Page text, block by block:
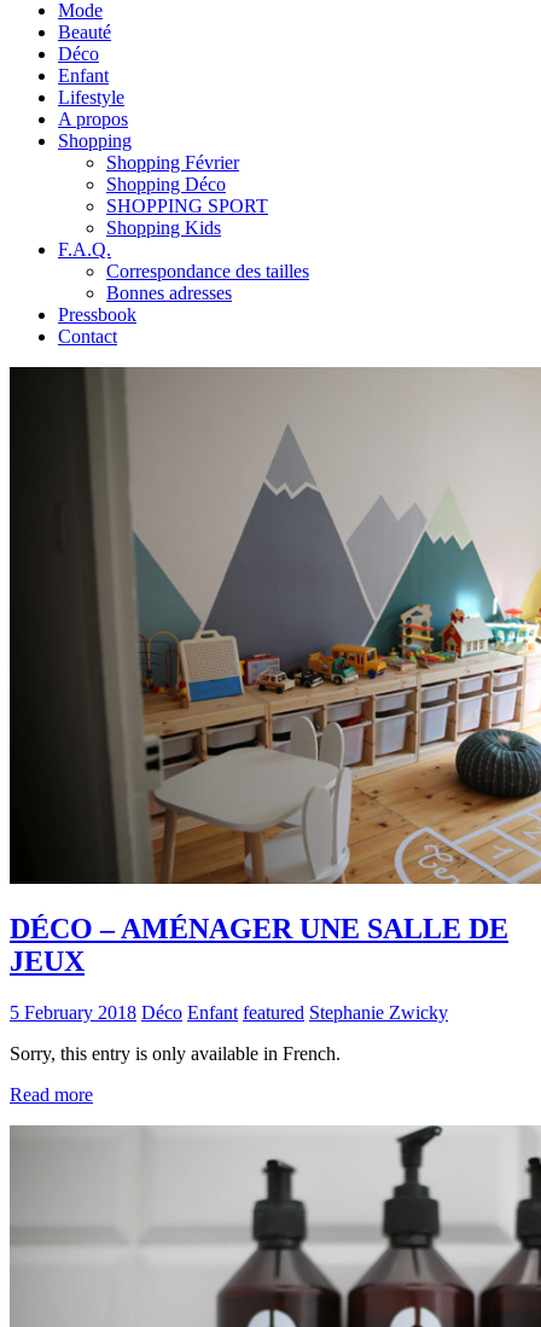
Mode
Beauté
Déco
Enfant
Lifestyle
A propos
Shopping
Shopping Février
Shopping Déco
SHOPPING SPORT
Shopping Kids
F.A.Q.
Correspondance des tailles
Bonnes adresses
Pressbook
Contact
DÉCO – AMÉNAGER UNE SALLE DE
JEUX
5 February 2018 Déco Enfant featured Stephanie Zwicky
Sorry, this entry is only available in French.
Read more